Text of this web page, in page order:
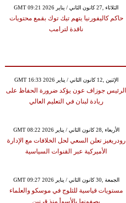
GMT 09:21 2026 الثلاثاء ,27 كانون الثاني / يناير
حاكم كاليفورنيا يتهم تيك توك بقمع محتويات
ناقدة لترامب
GMT 16:33 2026 الإثنين ,12 كانون الثاني / يناير
الرئيس جوزاف عون يؤكد ضرورة الحفاظ على
ريادة لبنان في التعليم العالي
GMT 08:22 2026 الأربعاء ,28 كانون الثاني / يناير
رودريغيز تعلن السعي لحل الخلافات مع الإدارة
الأميركية عبر القنوات السياسية
GMT 09:27 2026 الجمعة ,30 كانون الثاني / يناير
مستويات قياسية للثلوج في موسكو والعلماء
يصفونها بالأسوأ منذ قرنين